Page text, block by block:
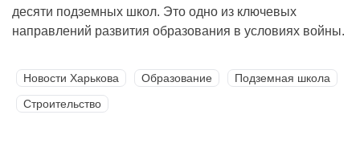
десяти подземных школ. Это одно из ключевых
направлений развития образования в условиях войны.
Новости Харькова Образование
Подземная школа
Строительство